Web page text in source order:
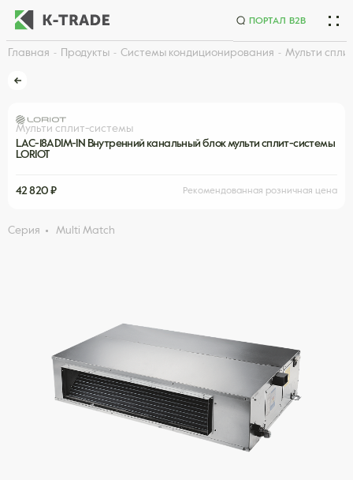
ПОРТАЛ B2B
Главная Продукты Системы кондиционирования Мульти
Мульти сплит-системы
LAC-18ADIM-IN Внутренний канальный блок мульти сплит-системы
LORIOT
42 820 ₽ Рекомендованная розничная цена
Серия Multi Match